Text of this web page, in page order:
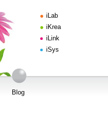
iLab
iKrea
iLink
iSys
Blog